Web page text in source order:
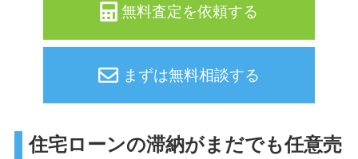
無料査定を依頼する
まずは無料相談する
住宅ローンの滞納がまだでも任意売